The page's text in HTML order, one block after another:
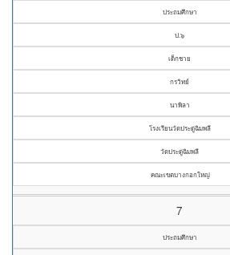
ประถมศึกษา
ป.๖
เด็กชาย
กรวิทย์
นาพิลา
โรงเรียนวัดประดู่ฉิมพลี
วัดประดู่ฉิมพลี
คณะเขตบางกอกใหญ่
7
ประถมศึกษา